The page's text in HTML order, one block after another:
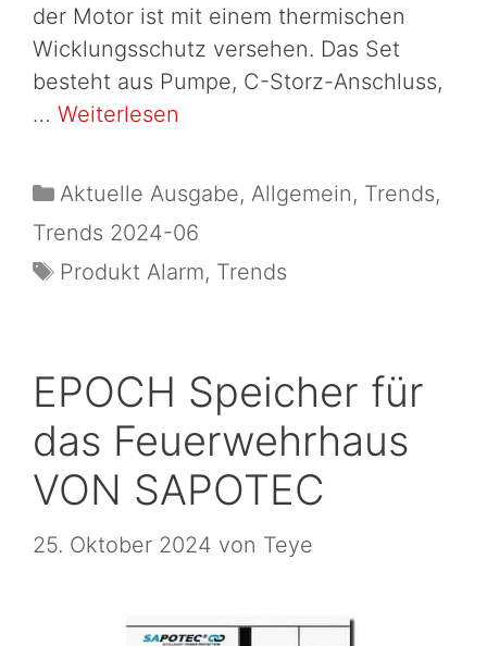
der Motor ist mit einem thermischen
Wicklungsschutz versehen. Das Set
besteht aus Pumpe, C-Storz-Anschluss,
… Weiterlesen
Aktuelle Ausgabe, Allgemein, Trends,
Trends 2024-06
Produkt Alarm, Trends
EPOCH Speicher für
das Feuerwehrhaus
VON SAPOTEC
25. Oktober 2024 von Teye